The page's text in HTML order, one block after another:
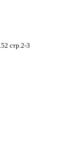
стр.2-3